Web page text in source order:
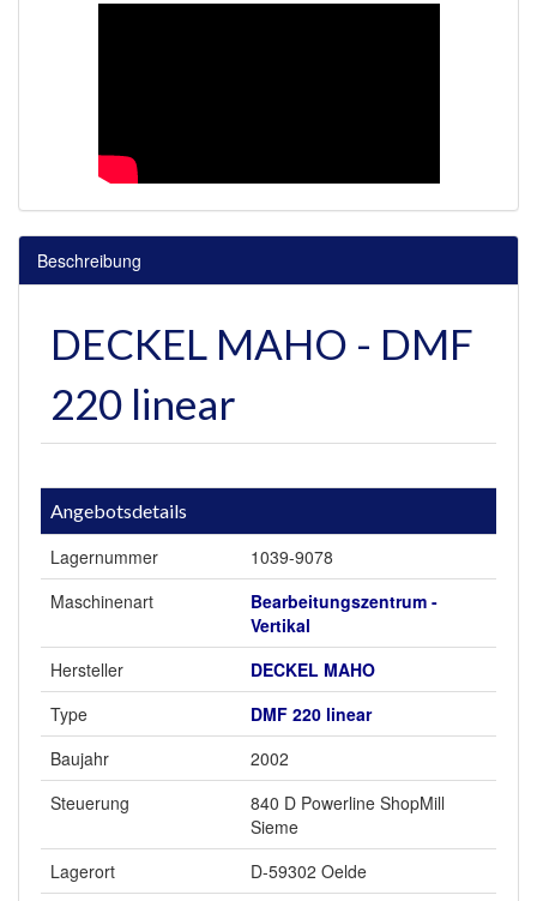
Beschreibung
DECKEL MAHO - DMF
220 linear
Angebotsdetails
Lagernummer
1039-9078
Maschinenart
Bearbeitungszentrum -
Vertikal
Hersteller
DECKEL MAHO
Type
DMF 220 linear
Baujahr
2002
Steuerung
840 D Powerline ShopMill
Sieme
Lagerort
D-59302 Oelde